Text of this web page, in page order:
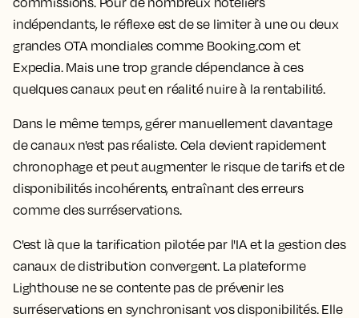
indépendants, le réflexe est de se limiter à une ou deux
grandes OTA mondiales comme Booking.com et
Expedia. Mais une trop grande dépendance à ces
quelques canaux peut en réalité nuire à la rentabilité.
Dans le même temps, gérer manuellement davantage
de canaux n'est pas réaliste. Cela devient rapidement
chronophage et peut augmenter le risque de tarifs et de
disponibilités incohérents, entraînant des erreurs
comme des surréservations.
C'est là que la tarification pilotée par l'IA et la gestion des
canaux de distribution convergent. La plateforme
Lighthouse ne se contente pas de prévenir les
surréservations en synchronisant vos disponibilités. Elle